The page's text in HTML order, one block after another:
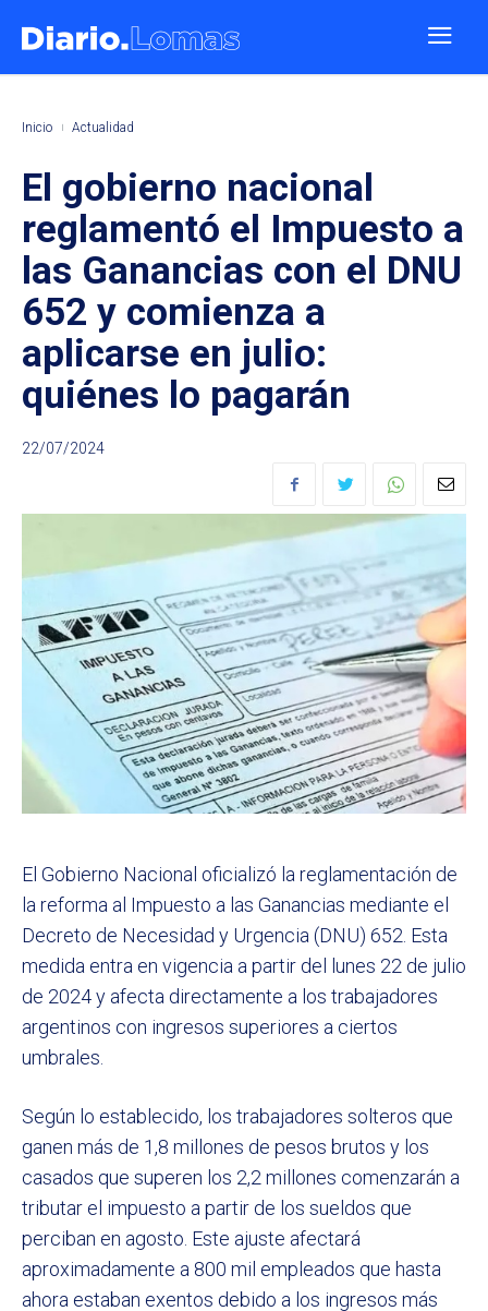
Inicio Actualidad
El gobierno nacional
reglamentó el Impuesto a
las Ganancias con el DNU
652 y comienza a
aplicarse en julio:
quiénes lo pagarán
22/07/2024
El Gobierno Nacional oficializó la reglamentación de
la reforma al Impuesto a las Ganancias mediante el
Decreto de Necesidad y Urgencia (DNU) 652. Esta
medida entra en vigencia a partir del lunes 22 de julio
de 2024 y afecta directamente a los trabajadores
argentinos con ingresos superiores a ciertos
umbrales.
Según lo establecido, los trabajadores solteros que
ganen más de 1,8 millones de pesos brutos y los
casados que superen los 2,2 millones comenzarán a
tributar el impuesto a partir de los sueldos que
perciban en agosto. Este ajuste afectará
aproximadamente a 800 mil empleados que hasta
ahora estaban exentos debido a los ingresos más